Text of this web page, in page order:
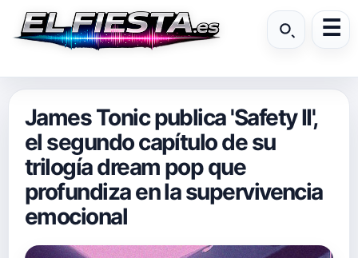
James Tonic publica 'Safety II',
el segundo capítulo de su
trilogía dream pop que
profundiza en la supervivencia
emocional